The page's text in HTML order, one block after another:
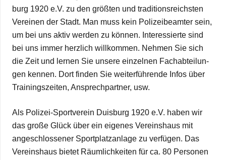
burg 1920 e.V. zu den größ­ten und tra­di­ti­ons­reichs­ten
Ver­ei­nen der Stadt. Man muss kein Poli­zei­be­am­ter sein,
um bei uns aktiv wer­den zu kön­nen. Inter­es­sierte sind
bei uns immer herz­lich will­kom­men. Neh­men Sie sich
die Zeit und ler­nen Sie unsere ein­zel­nen Fach­ab­tei­lun­
gen ken­nen. Dort fin­den Sie wei­ter­füh­rende Infos über
Trai­nings­zei­ten, Ansprech­part­ner, usw.
Als Poli­­zei-Spor­t­­ver­­ein Duis­burg 1920 e.V. haben wir
das große Glück über ein eige­nes Ver­eins­haus mit
ange­schlos­se­ner Sport­platz­an­lage zu ver­fü­gen. Das
Ver­eins­haus bie­tet Räum­lich­kei­ten für ca. 80 Per­so­nen